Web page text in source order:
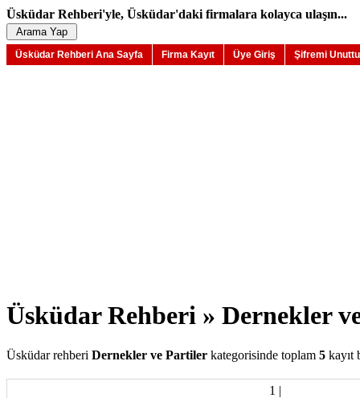
Üsküdar Rehberi'yle, Üsküdar'daki firmalara kolayca ulaşın...
Üsküdar Rehberi Ana Sayfa Firma Kayıt Üye Giriş Şifremi
Üsküdar Rehberi » Dernekler
Üsküdar rehberi Dernekler ve Partiler kategorisinde toplam 5 kayıt
1 |